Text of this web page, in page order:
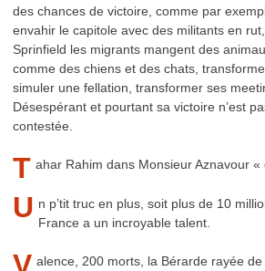
des chances de victoire, comme par
envahir le capitole avec des militants en
Sprinfield les migrants mangent des
comme des chiens et des chats,
simuler une fellation, transformer ses
Désespérant et pourtant sa victoire n’est
contestée.
T ahar Rahim dans Monsieur Aznavour «
U n p’tit truc en plus, soit plus de 10
France a un incroyable talent.
alence, 200 morts, la Bérarde rayée